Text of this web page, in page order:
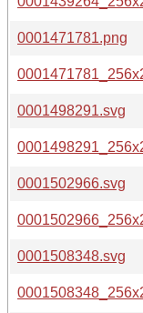
0001471781.png
0001498291.svg
0001502966.svg
0001508348.svg